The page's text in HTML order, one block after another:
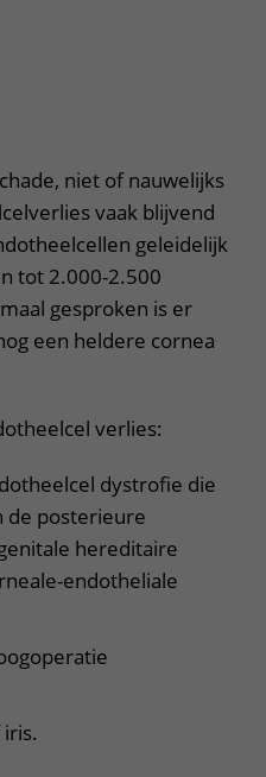
niet of nauwelijks
vaak blijvend
geleidelijk
tot 2.000-2.500
gesproken is er
een heldere cornea
verlies:
dystrofie die
de posterieure
hereditaire
endotheliale